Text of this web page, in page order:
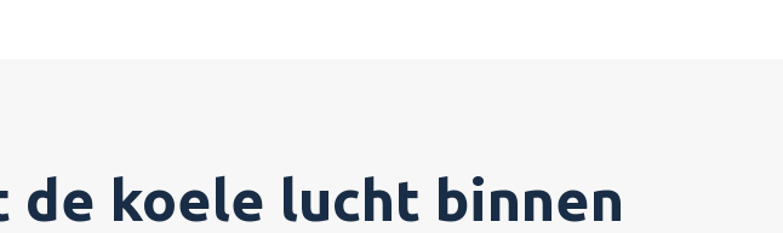
koele lucht binnen